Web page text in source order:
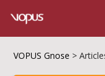
VOPUS Gnose >